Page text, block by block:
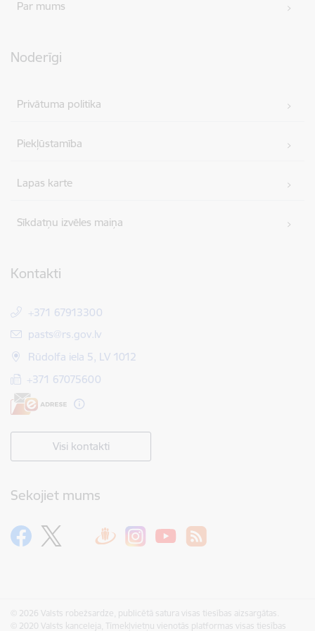
Par mums
Noderīgi
Privātuma politika
Piekļūstamība
Lapas karte
Sīkdatņu izvēles maiņa
Kontakti
+371 67913300
E-pasts:
pasts@rs.gov.lv
Rūdolfa iela 5, LV 1012
+371 67075600
Visi kontakti
Sekojiet mums
© 2026 Valsts robežsardze, publicētā satura visas tiesības aizsargātas.
© 2020 Valsts kanceleja, Tīmekļvietņu vienotās platformas visas tiesības